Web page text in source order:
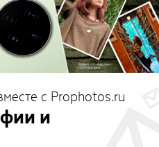
с Prophotos.ru
и